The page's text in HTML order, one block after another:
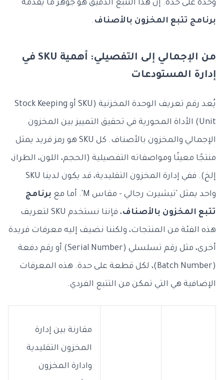
وحدة على حدة. إن هذا التتبع الدقيق هو جوهر ما يقدمه
برنامج تتبع المخزون بالأصناف .
من الإجمالي إلى التفصيلي: أهمية SKU في
إدارة المستودعات
يُعد رقم تعريف الوحدة المخزنية (SKU أو Stock Keeping
Unit) الأداة المحورية في تحقيق التمييز بين المخزون
الإجمالي والمخزون بالأصناف. كل SKU هو رمز فريد يمثل
منتجًا معينًا ومواصفاته التفصيلية (الحجم، اللون، الطراز،
إلخ). ففي إدارة المخزون التقليدية، قد يكون لدينا SKU
واحد يمثل 'تيشيرت رجالي - مقاس M'. أما مع
برنامج
تتبع المخزون بالأصناف
، فإننا نستخدم SKU لتعريف
هذه الفئة من المنتجات، ولكننا نضيف إليه معرفات فريدة
أخرى، مثل رقم تسلسلي (Serial Number) أو رقم دفعة
(Batch Number)، لكل قطعة على حدة. هذه المعرفات
الإضافية هي التي تمكن من التتبع الفردي.
مقارنة بين إدارة
المخزون التقليدية
وادارة المخزون